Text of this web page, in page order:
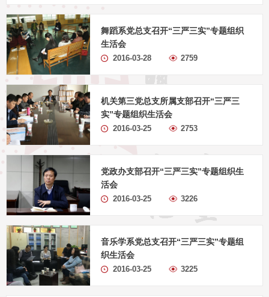
舞蹈系党总支召开“三严三实”专题组织
生活会
2016-03-28 2759
机关第三党总支所属支部召开“三严三
实”专题组织生活会
2016-03-25 2753
党政办支部召开“三严三实”专题组织生
活会
2016-03-25 3226
音乐学系党总支召开“三严三实”专题组
织生活会
2016-03-25 3225